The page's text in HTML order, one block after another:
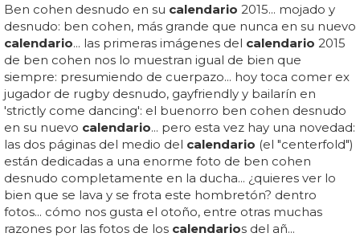
Ben cohen desnudo en su calendario 2015... mojado y
desnudo: ben cohen, más grande que nunca en su nuevo
calendario... las primeras imágenes del calendario 2015
de ben cohen nos lo muestran igual de bien que
siempre: presumiendo de cuerpazo... hoy toca comer ex
jugador de rugby desnudo, gayfriendly y bailarín en
'strictly come dancing': el buenorro ben cohen desnudo
en su nuevo calendario... pero esta vez hay una novedad:
las dos páginas del medio del calendario (el "centerfold")
están dedicadas a una enorme foto de ben cohen
desnudo completamente en la ducha... ¿quieres ver lo
bien que se lava y se frota este hombretón? dentro
fotos... cómo nos gusta el otoño, entre otras muchas
razones por las fotos de los calendarios del añ...